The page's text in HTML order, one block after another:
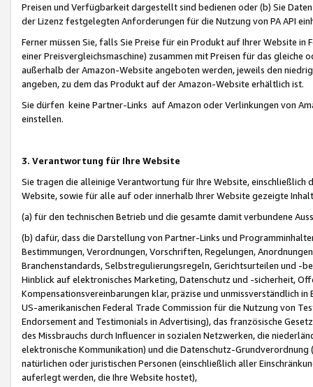
Preisen und Verfügbarkeit dargestellt sind bedienen oder (b) Sie
der Lizenz festgelegten Anforderungen für die Nutzung von PA API
Ferner müssen Sie, falls Sie Preise für ein Produkt auf Ihrer Website
einer Preisvergleichsmaschine) zusammen mit Preisen für das
außerhalb der Amazon-Website angeboten werden, jeweils den
angeben, zu dem das Produkt auf der Amazon-Website erhältlich ist.
Sie dürfen keine Partner-Links auf Amazon oder Verlinkungen von
einstellen.
3. Verantwortung für Ihre Website
Sie tragen die alleinige Verantwortung für Ihre Website,
Website, sowie für alle auf oder innerhalb Ihrer Website gezeigte
(a) für den technischen Betrieb und die gesamte damit verbundene
(b) dafür, dass die Darstellung von Partner-Links und
Bestimmungen, Verordnungen, Vorschriften, Regelungen,
Branchenstandards, Selbstregulierungsregeln, Gerichtsurteilen und -
Hinblick auf elektronisches Marketing, Datenschutz und -sicherheit,
Kompensationsvereinbarungen klar, präzise und unmissverständlich
US-amerikanischen Federal Trade Commission für die Nutzung von
Endorsement and Testimonials in Advertising), das französische
des Missbrauchs durch Influencer in sozialen Netzwerken, die
elektronische Kommunikation) und die Datenschutz-
natürlichen oder juristischen Personen (einschließlich aller
auferlegt werden, die Ihre Website hostet),